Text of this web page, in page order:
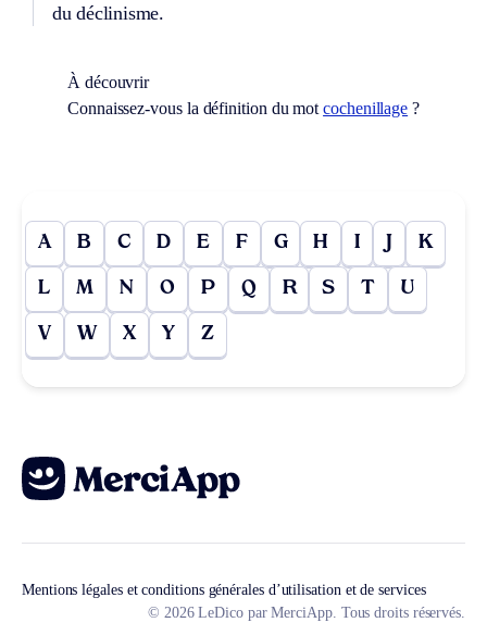
du déclinisme.
À découvrir
Connaissez-vous la définition du motcochenillage ?
A B C D E F G H I J K
L M N O P Q R S T U
V W X Y Z
Mentions légales et conditions générales d’utilisation et de services
© 2026 LeDico par MerciApp. Tous droits réservés.